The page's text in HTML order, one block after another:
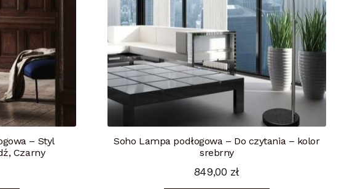
– Styl
Czarny
Soho Lampa podłogowa – Do czytania – kolor
srebrny
849,00 zł